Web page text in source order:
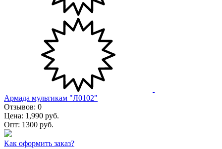
Армада мультикам "Л0102"
Отзывов: 0
Цена: 1,990 руб.
Опт: 1300 руб.
Как оформить заказ?